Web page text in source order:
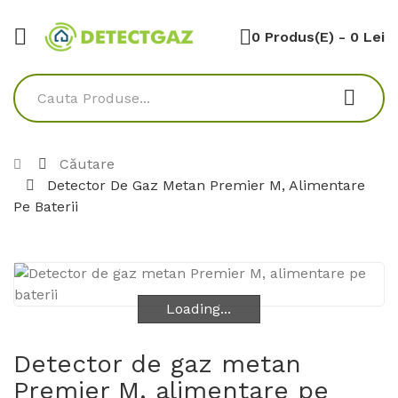
0 Produs(e) - 0 Lei
Căutare
Detector De Gaz Metan Premier M, Alimentare
Pe Baterii
Loading...
Loading...
Detector de gaz metan
Premier M, alimentare pe